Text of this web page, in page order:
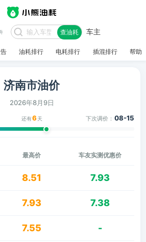
查油耗 车主
油耗排行 电耗排行 插混排行 帮助
济南市油价
2026年8月9日
还有6 天 下次调价： 08-15
最高价 车友实测优惠价
8.51 7.93
7.93 7.38
7.55 -